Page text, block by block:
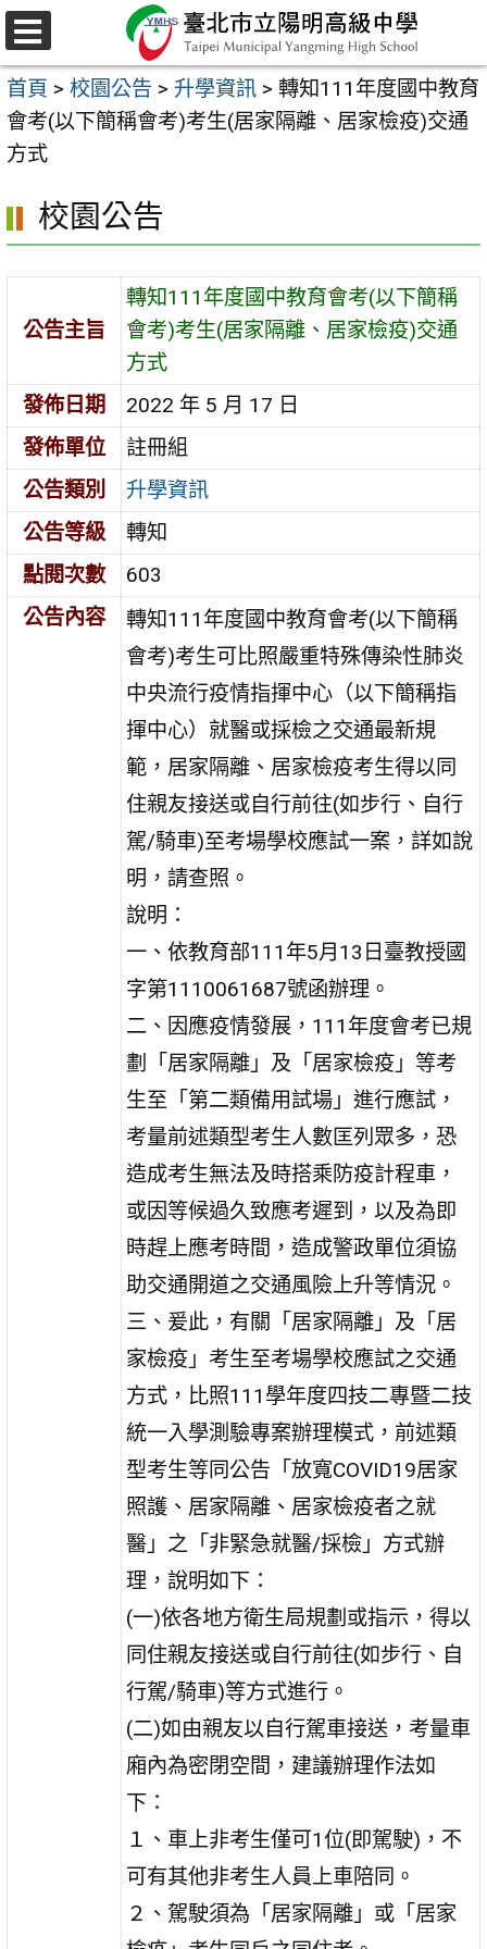
跳
至
主
要
內
區
選
單
首頁 > 校園公告 > 升學資訊 > 轉知111年度國中教育
會考(以下簡稱會考)考生(居家隔離、居家檢疫)交通
方式
校園公告
公告主旨
轉知111年度國中教育會考(以下簡稱
會考)考生(居家隔離、居家檢疫)交通
方式
發佈日期
2022 年 5 月 17 日
發佈單位
註冊組
公告類別
升學資訊
公告等級
轉知
點閱次數
603
公告內容
轉知111年度國中教育會考(以下簡稱
會考)考生可比照嚴重特殊傳染性肺炎
中央流行疫情指揮中心（以下簡稱指
揮中心）就醫或採檢之交通最新規
範，居家隔離、居家檢疫考生得以同
住親友接送或自行前往(如步行、自行
駕/騎車)至考場學校應試一案，詳如說
明，請查照。
說明：
一、依教育部111年5月13日臺教授國
字第1110061687號函辦理。
二、因應疫情發展，111年度會考已規
劃「居家隔離」及「居家檢疫」等考
生至「第二類備用試場」進行應試，
考量前述類型考生人數匡列眾多，恐
造成考生無法及時搭乘防疫計程車，
或因等候過久致應考遲到，以及為即
時趕上應考時間，造成警政單位須協
助交通開道之交通風險上升等情況。
三、爰此，有關「居家隔離」及「居
家檢疫」考生至考場學校應試之交通
方式，比照111學年度四技二專暨二技
統一入學測驗專案辦理模式，前述類
型考生等同公告「放寬COVID19居家
照護、居家隔離、居家檢疫者之就
醫」之「非緊急就醫/採檢」方式辦
理，說明如下：
(一)依各地方衛生局規劃或指示，得以
同住親友接送或自行前往(如步行、自
行駕/騎車)等方式進行。
(二)如由親友以自行駕車接送，考量車
廂內為密閉空間，建議辦理作法如
下：
１、車上非考生僅可1位(即駕駛)，不
可有其他非考生人員上車陪同。
２、駕駛須為「居家隔離」或「居家